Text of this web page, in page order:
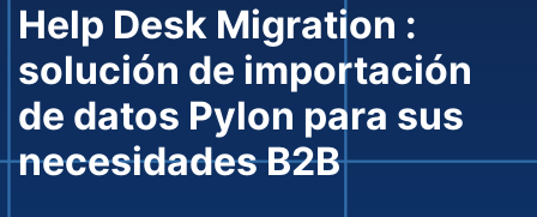
Help Desk Migration :
solución de importación
de datos Pylon para sus
necesidades B2B